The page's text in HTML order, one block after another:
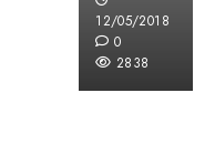
12/05/2018
0
2838